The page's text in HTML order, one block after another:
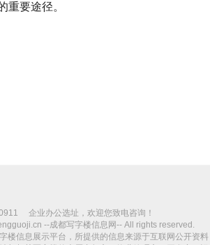
重要途径。
企业办公选址，欢迎您致电咨询！
--成都写字楼信息网-- All rights reserved.
楼信息展示平台，所提供的信息来源于互联网公开资料